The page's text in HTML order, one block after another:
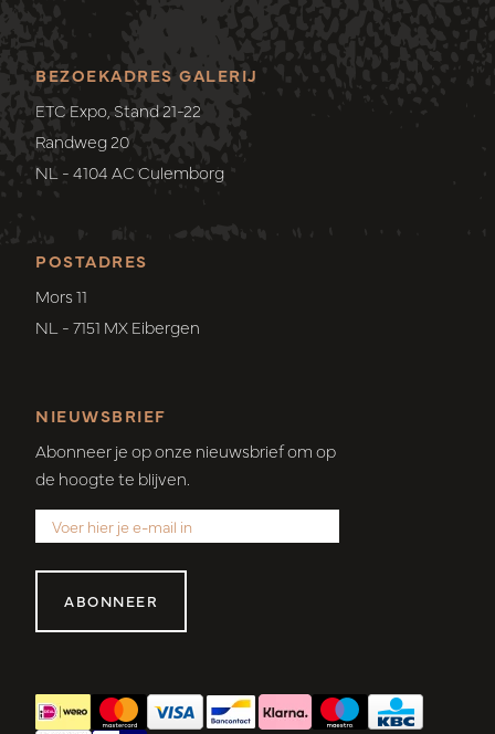
POSTADRES
Mors 11
NL - 7151 MX Eibergen
BEZOEKADRES GALERIJ
ETC Expo, Stand 21-22
Randweg 20
NL - 4104 AC Culemborg
NIEUWSBRIEF
Abonneer je op onze nieuwsbrief om op
de hoogte te blijven.
ABONNEER